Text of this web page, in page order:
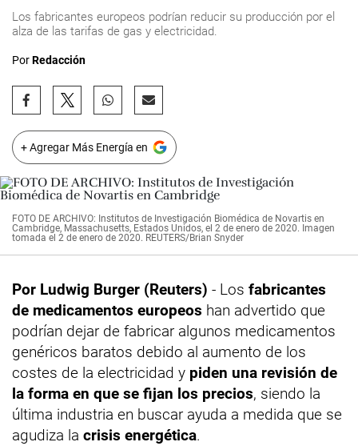
Los fabricantes europeos podrían reducir su producción por el
alza de las tarifas de gas y electricidad.
PorRedacción
+ Agregar Más Energía en
FOTO DE ARCHIVO: Institutos de Investigación Biomédica de Novartis en
Cambridge, Massachusetts, Estados Unidos, el 2 de enero de 2020. Imagen
tomada el 2 de enero de 2020. REUTERS/Brian Snyder
Por Ludwig Burger (Reuters) - Los fabricantes
de medicamentos europeos han advertido que
podrían dejar de fabricar algunos medicamentos
genéricos baratos debido al aumento de los
costes de la electricidad y piden una revisión de
la forma en que se fijan los precios, siendo la
última industria en buscar ayuda a medida que se
agudiza la crisis energética.